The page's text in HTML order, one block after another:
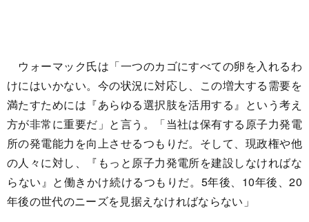
ウォーマック氏は「一つのカゴにすべての卵を入れるわ
けにはいかない。今の状況に対応し、この増大する需要を
満たすためには『あらゆる選択肢を活用する』という考え
方が非常に重要だ」と言う。「当社は保有する原子力発電
所の発電能力を向上させるつもりだ。そして、現政権や他
の人々に対し、『もっと原子力発電所を建設しなければな
らない』と働きかけ続けるつもりだ。5年後、10年後、20
年後の世代のニーズを見据えなければならない」